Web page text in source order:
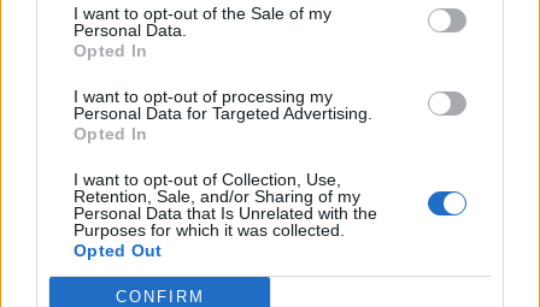
I want to opt-out of the Sale of my
Personal Data.
Opted In
I want to opt-out of processing my
Personal Data for Targeted Advertising.
Opted In
I want to opt-out of Collection, Use,
Retention, Sale, and/or Sharing of my
Personal Data that Is Unrelated with the
Purposes for which it was collected.
Opted Out
CONFIRM
Az előfizetés a következőket tartalmazza:
Portfolio.hu teljes cikkarchívum
Kötéslisták: BÉT elmúlt 2 év napon belüli
kötéslistái
Előfizetés
MÁR ELŐFIZETŐNK VAGY?